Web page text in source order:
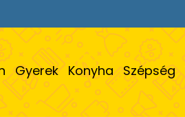
Gyerek Konyha Szépség